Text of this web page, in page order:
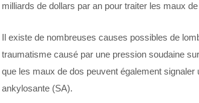
milliards de dollars par an pour traiter les maux
Il existe de nombreuses causes possibles de
traumatisme causé par une pression soudaine
que les maux de dos peuvent également
ankylosante (SA).